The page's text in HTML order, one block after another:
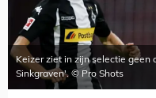
Keizer ziet in zijn selectie geen
Sinkgraven'. © Pro Shots